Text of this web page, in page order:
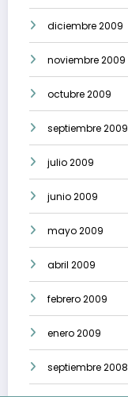
diciembre 2009
noviembre 2009
octubre 2009
septiembre 2009
julio 2009
junio 2009
mayo 2009
abril 2009
febrero 2009
enero 2009
septiembre 2008